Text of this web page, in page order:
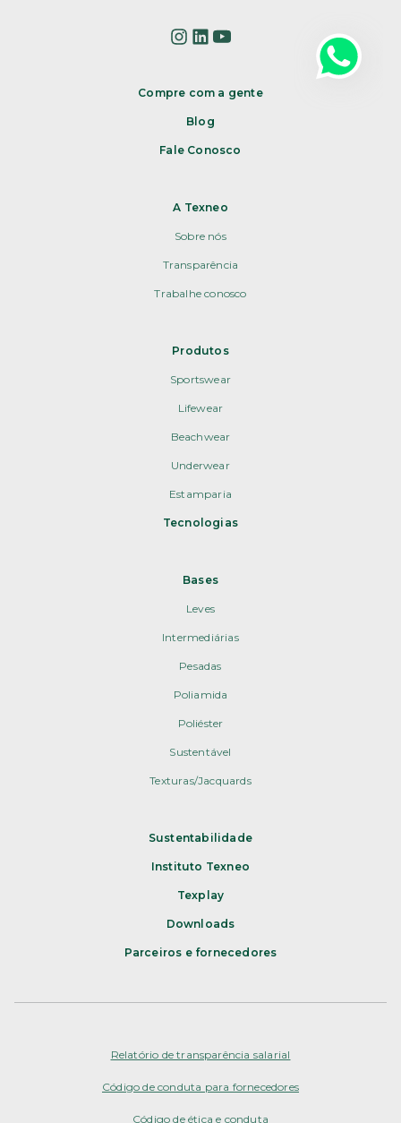
Compre com a gente
Blog
Fale Conosco
A Texneo
Sobre nós
Transparência
Trabalhe conosco
Produtos
Sportswear
Lifewear
Beachwear
Underwear
Estamparia
Tecnologias
Bases
Leves
Intermediárias
Pesadas
Poliamida
Poliéster
Sustentável
Texturas/Jacquards
Sustentabilidade
Instituto Texneo
Texplay
Downloads
Parceiros e fornecedores
Relatório de transparência salarial
Código de conduta para fornecedores
Código de ética e conduta